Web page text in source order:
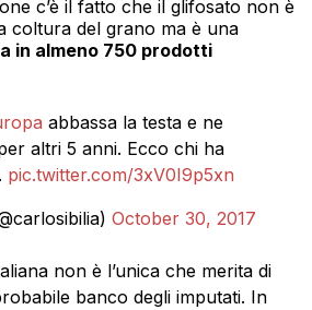
c’è il fatto che il glifosato non è
coltura del grano ma è una
in almeno 750 prodotti
abbassa la testa e ne
altri 5 anni. Ecco chi ha
pic.twitter.com/3xV0I9p5xn
October 30, 2017
non è l’unica che merita di
banco degli imputati. In